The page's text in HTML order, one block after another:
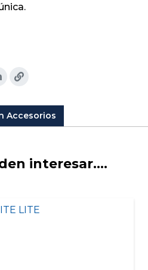
Accesorios
interesar....